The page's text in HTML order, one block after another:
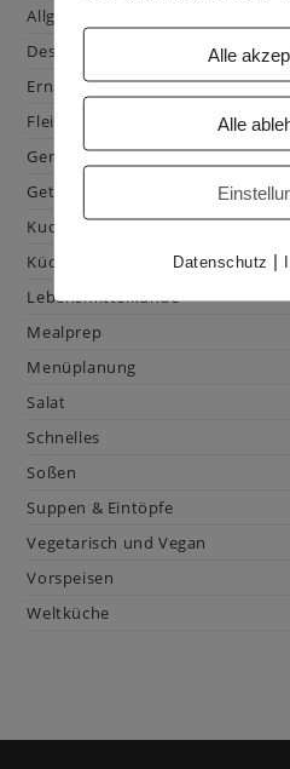
Allgemein
Dessert
Ernährung
Fleisch & Geflügel
Gemüse
Getränke
Kuchen & Gebäck
Küchenhacks
Lebensmittelkunde
Mealprep
Menüplanung
Salat
Schnelles
Soßen
Suppen & Eintöpfe
Vegetarisch und Vegan
Vorspeisen
Weltküche
Alle
Alle
Datenschutz |